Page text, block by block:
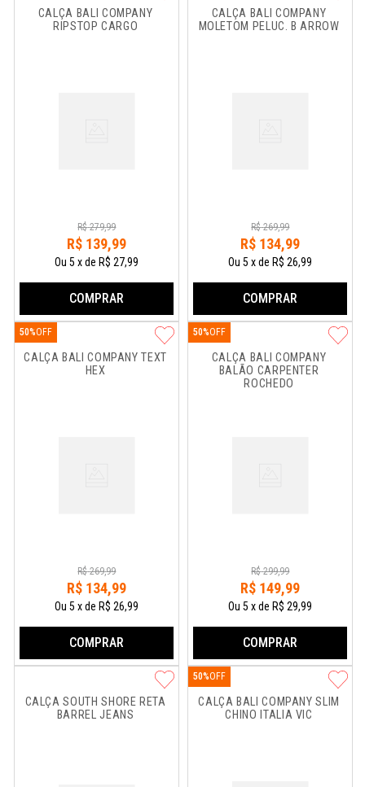
CALÇA BALI COMPANY
RIPSTOP CARGO
R$ 279,99
R$ 139,99
Ou5 xde R$ 27,99
COMPRAR
CALÇA BALI COMPANY
MOLETOM PELUC. B ARROW
R$ 269,99
R$ 134,99
Ou5 xde R$ 26,99
COMPRAR
CALÇA BALI COMPANY TEXT
HEX
50%
R$ 269,99
R$ 134,99
Ou5 xde R$ 26,99
COMPRAR
CALÇA BALI COMPANY
BALÃO CARPENTER
ROCHEDO
50%
R$ 299,99
R$ 149,99
Ou5 xde R$ 29,99
COMPRAR
CALÇA SOUTH SHORE RETA
BARREL JEANS
CALÇA BALI COMPANY SLIM
CHINO ITALIA VIC
50%